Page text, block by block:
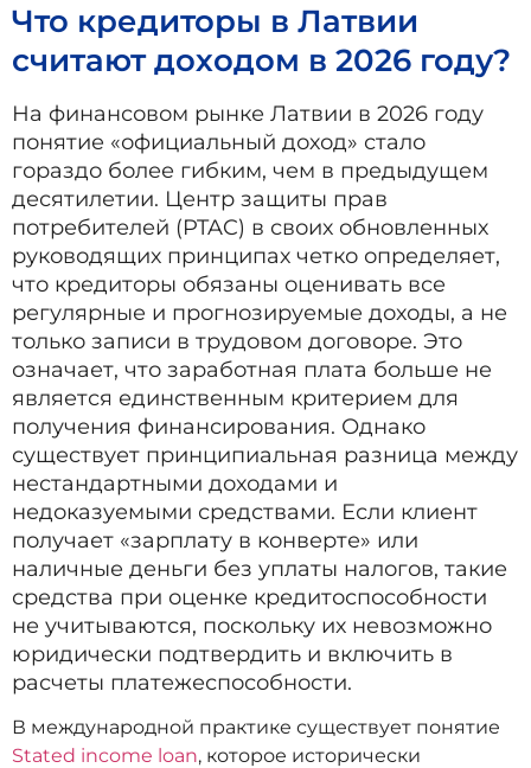
Что кредиторы в Латвии
считают доходом в 2026 году?
На финансовом рынке Латвии в 2026 году
понятие «официальный доход» стало
гораздо более гибким, чем в предыдущем
десятилетии. Центр защиты прав
потребителей (PTAC) в своих обновленных
руководящих принципах четко определяет,
что кредиторы обязаны оценивать все
регулярные и прогнозируемые доходы, а не
только записи в трудовом договоре. Это
означает, что заработная плата больше не
является единственным критерием для
получения финансирования. Однако
существует принципиальная разница между
нестандартными доходами и
недоказуемыми средствами. Если клиент
получает «зарплату в конверте» или
наличные деньги без уплаты налогов, такие
средства при оценке кредитоспособности
не учитываются, поскольку их невозможно
юридически подтвердить и включить в
расчеты платежеспособности.
В международной практике существует понятие
Stated income loan, которое исторически